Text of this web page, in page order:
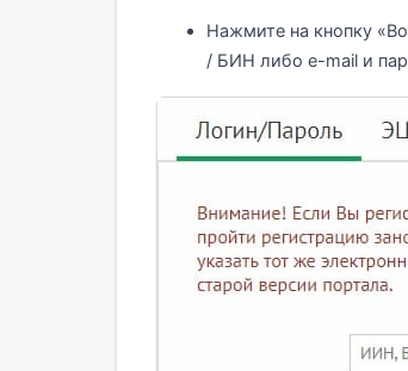
Нажмите на кнопку
/ БИН либо e-mail и